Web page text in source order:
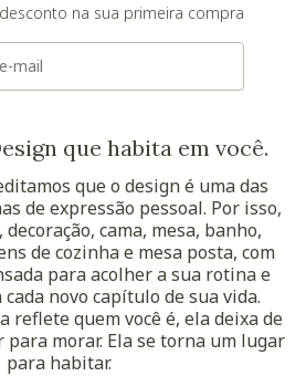
na sua primeira compra
que habita em você.
que o design é uma das
de expressão pessoal. Por isso,
cama, mesa, banho,
de cozinha e mesa posta, com
para acolher a sua rotina e
novo capítulo de sua vida.
reflete quem você é, ela deixa de
morar. Ela se torna um lugar
para habitar.